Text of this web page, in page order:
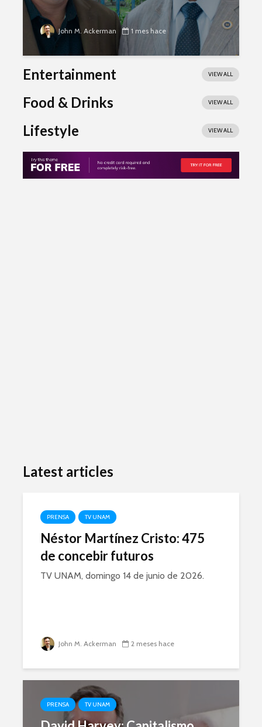
John M. Ackerman 1 mes hace
Entertainment VIEW ALL
Food & Drinks VIEW ALL
Lifestyle VIEW ALL
Latest articles
PRENSA TV UNAM
Néstor Martínez Cristo: 475
de concebir futuros
TV UNAM, domingo 14 de junio de 2026.
John M. Ackerman 2 meses hace
PRENSA TV UNAM